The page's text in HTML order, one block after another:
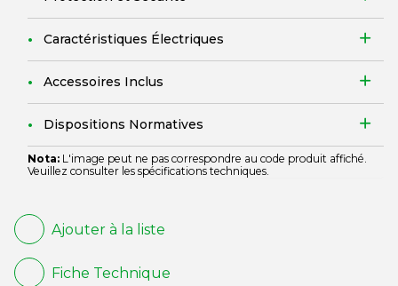
Caractéristiques Électriques
Accessoires Inclus
Dispositions Normatives
Nota: L'image peut ne pas correspondre au code produit affiché.
Veuillez consulter les spécifications techniques.
Ajouter à la liste
Fiche Technique